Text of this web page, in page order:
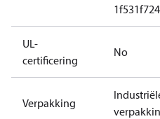
UL-
certificering
No
Verpakking